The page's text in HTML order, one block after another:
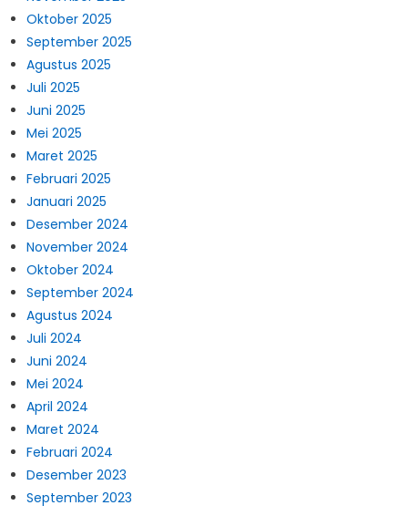
Oktober 2025
September 2025
Agustus 2025
Juli 2025
Juni 2025
Mei 2025
Maret 2025
Februari 2025
Januari 2025
Desember 2024
November 2024
Oktober 2024
September 2024
Agustus 2024
Juli 2024
Juni 2024
Mei 2024
April 2024
Maret 2024
Februari 2024
Desember 2023
September 2023